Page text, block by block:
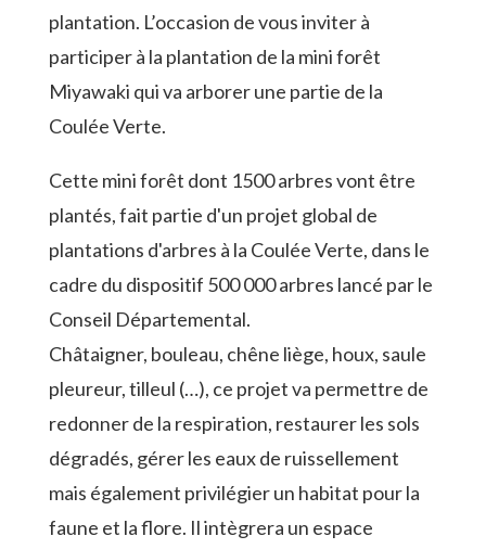
plantation. L’occasion de vous inviter à
participer à la plantation de la mini forêt
Miyawaki qui va arborer une partie de la
Coulée Verte.
Cette mini forêt dont 1500 arbres vont être
plantés, fait partie d'un projet global de
plantations d'arbres à la Coulée Verte, dans le
cadre du dispositif 500 000 arbres lancé par le
Conseil Départemental.
Châtaigner, bouleau, chêne liège, houx, saule
pleureur, tilleul (…), ce projet va permettre de
redonner de la respiration, restaurer les sols
dégradés, gérer les eaux de ruissellement
mais également privilégier un habitat pour la
faune et la flore. Il intègrera un espace